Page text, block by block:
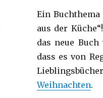
Ein
aus der
das neue
dass es von
Weihnachten.